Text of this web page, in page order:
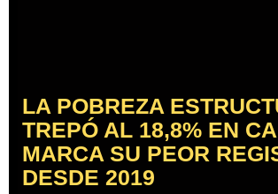
LA POBREZA
TREPÓ AL 18,8% EN
MARCA SU PEOR
DESDE 2019